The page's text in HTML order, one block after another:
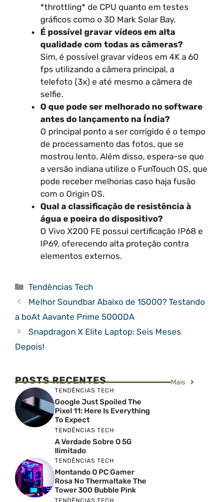
*throttling* de CPU quanto em testes
gráficos como o 3D Mark Solar Bay.
É possível gravar vídeos em alta
qualidade com todas as câmeras?
Sim, é possível gravar vídeos em 4K a 60
fps utilizando a câmera principal, a
telefoto (3x) e até mesmo a câmera de
selfie.
O que pode ser melhorado no software
antes do lançamento na Índia?
O principal ponto a ser corrigido é o tempo
de processamento das fotos, que se
mostrou lento. Além disso, espera-se que
a versão indiana utilize o FunTouch OS, que
pode receber melhorias caso haja fusão
com o Origin OS.
Qual a classificação de resistência à
água e poeira do dispositivo?
O Vivo X200 FE possui certificação IP68 e
IP69, oferecendo alta proteção contra
elementos externos.
Categorias
Tendências Tech
Melhor Soundbar Abaixo de 15000? Testando
a boAt Aavante Prime 5000DA
Snapdragon X Elite Laptop: Seis Meses
Depois!
POSTS RECENTES Mais
TENDÊNCIAS TECH
Google Just Spoiled The
Pixel 11: Here Is Everything
To Expect
TENDÊNCIAS TECH
A Verdade Sobre O 5G
Ilimitado
TENDÊNCIAS TECH
Montando O PC Gamer
Rosa No Thermaltake The
Tower 300 Bubble Pink
TENDÊNCIAS TECH